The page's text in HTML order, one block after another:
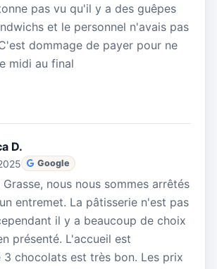
pas vu qu'il y a des guêpes
et le personnel n'avais pas
dommage de payer pour ne
midi au final
D.
Google
nous nous sommes arrêtés
entremet. La pâtisserie n'est pas
il y a beaucoup de choix
présenté. L'accueil est
3 chocolats est très bon. Les prix